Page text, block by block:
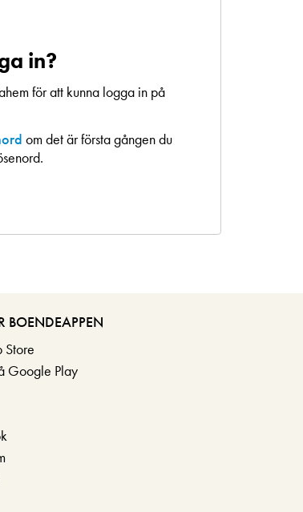
in?
för att kunna logga in på
om det är första gången du
BOENDEAPPEN
Store
Google Play